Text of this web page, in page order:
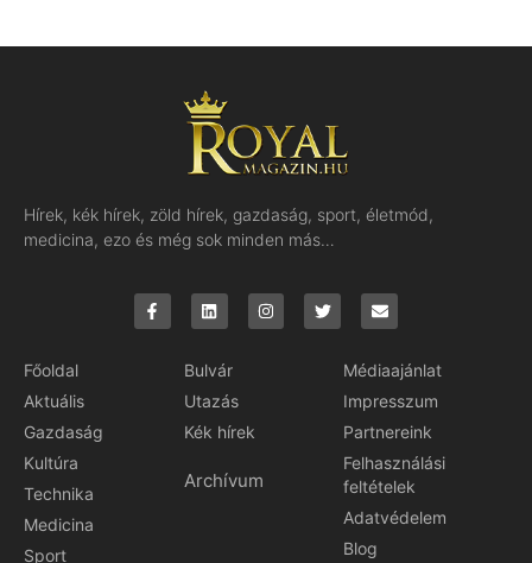
Hírek, kék hírek, zöld hírek, gazdaság, sport, életmód,
medicina, ezo és még sok minden más…
Főoldal
Aktuális
Gazdaság
Kultúra
Technika
Medicina
Sport
Bulvár
Utazás
Kék hírek
Archívum
Médiaajánlat
Impresszum
Partnereink
Felhasználási
feltételek
Adatvédelem
Blog